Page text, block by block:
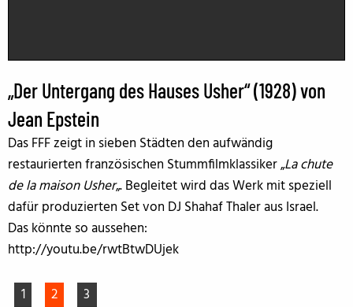
„Der Untergang des Hauses Usher“ (1928) von
Jean Epstein
Das FFF zeigt in sieben Städten den aufwändig
restaurierten französischen Stummfilmklassiker „La chute
de la maison Usher„. Begleitet wird das Werk mit speziell
dafür produzierten Set von DJ Shahaf Thaler aus Israel.
Das könnte so aussehen:
http://youtu.be/rwtBtwDUjek
1 2 3